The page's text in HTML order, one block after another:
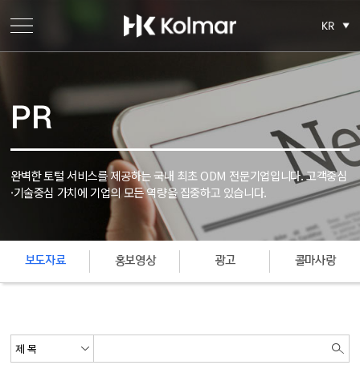
KR
PR
완벽한 토털 서비스를 제공하는 국내 최초 ODM 전문기업입니다.고객중심
·기술중심 가치에 기업의 모든 역량을 집중하고 있습니다.
보도자료 홍보영상 광고 콜마사랑